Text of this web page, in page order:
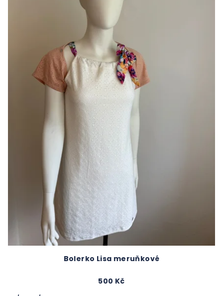
Bolerko Lisa meruňkové
500 Kč